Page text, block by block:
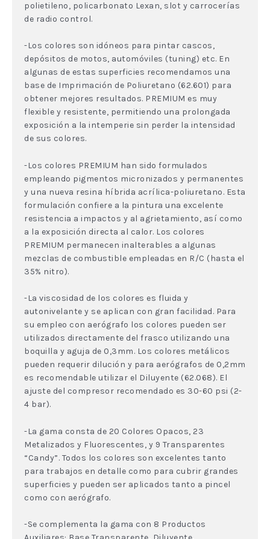
polietileno, policarbonato Lexan, slot y carrocerías
de radio control.
-Los colores son idóneos para pintar cascos,
depósitos de motos, automóviles (tuning) etc. En
algunas de estas superficies recomendamos una
base de Imprimación de Poliuretano (62.601) para
obtener mejores resultados. PREMIUM es muy
flexible y resistente, permitiendo una prolongada
exposición a la intemperie sin perder la intensidad
de sus colores.
-Los colores PREMIUM han sido formulados
empleando pigmentos micronizados y permanentes
y una nueva resina híbrida acrílica-poliuretano. Esta
formulación confiere a la pintura una excelente
resistencia a impactos y al agrietamiento, así como
a la exposición directa al calor. Los colores
PREMIUM permanecen inalterables a algunas
mezclas de combustible empleadas en R/C (hasta el
35% nitro).
-La viscosidad de los colores es fluida y
autonivelante y se aplican con gran facilidad. Para
su empleo con aerógrafo los colores pueden ser
utilizados directamente del frasco utilizando una
boquilla y aguja de 0,3mm. Los colores metálicos
pueden requerir dilución y para aerógrafos de 0,2mm
es recomendable utilizar el Diluyente (62.068). El
ajuste del compresor recomendado es 30-60 psi (2-
4 bar).
-La gama consta de 20 Colores Opacos, 23
Metalizados y Fluorescentes, y 9 Transparentes
“Candy”. Todos los colores son excelentes tanto
para trabajos en detalle como para cubrir grandes
superficies y pueden ser aplicados tanto a pincel
como con aerógrafo.
-Se complementa la gama con 8 Productos